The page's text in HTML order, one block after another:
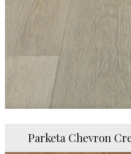
Parketa Chevron